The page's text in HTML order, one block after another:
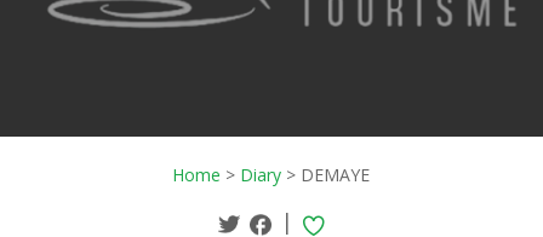
Home > Diary > DEMAYE
|